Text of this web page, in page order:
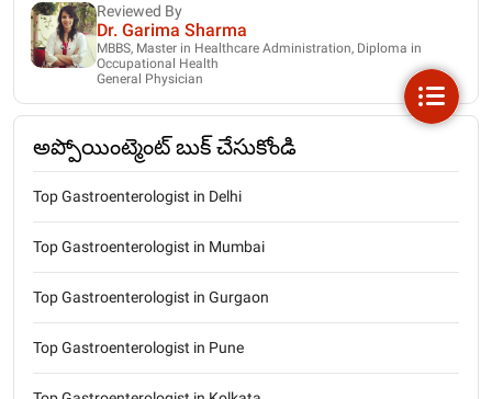
Reviewed By
Dr. Garima Sharma
MBBS, Master in Healthcare Administration, Diploma in
Occupational Health
General Physician
అప్పోయింట్మెంట్ బుక్ చేసుకోండి
Top Gastroenterologist in Delhi
Top Gastroenterologist in Mumbai
Top Gastroenterologist in Gurgaon
Top Gastroenterologist in Pune